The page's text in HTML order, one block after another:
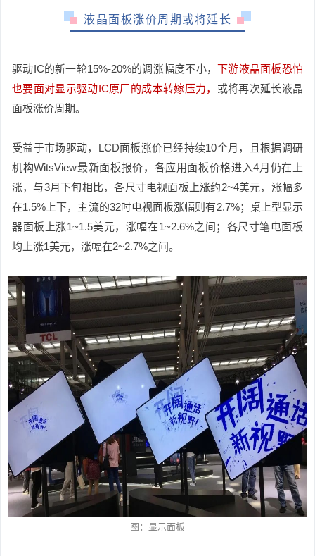
液晶面板涨价周期 或将延长
驱动IC的新一轮15%-20%的调涨幅度不小，下游液晶面板恐怕
也要面对显示驱动IC原厂的成本转嫁压力， 或将再次延长液晶
面板涨价周期。
受益于市场驱动，LCD面板涨价已经持续10个月，且根据调研
机构WitsView最新面板报价，各应用面板价格进入4月仍在上
涨，与3月下旬相比，各尺寸电视面板上涨约2~4美元，涨幅多
在1.5%上下，主流的32吋电视面板涨幅则有2.7%；桌上型显示
器面板上涨1~1.5美元，涨幅在1~2.6%之间；各尺寸笔电面板
均上涨1美元，涨幅在2~2.7%之间。
图：显示面板